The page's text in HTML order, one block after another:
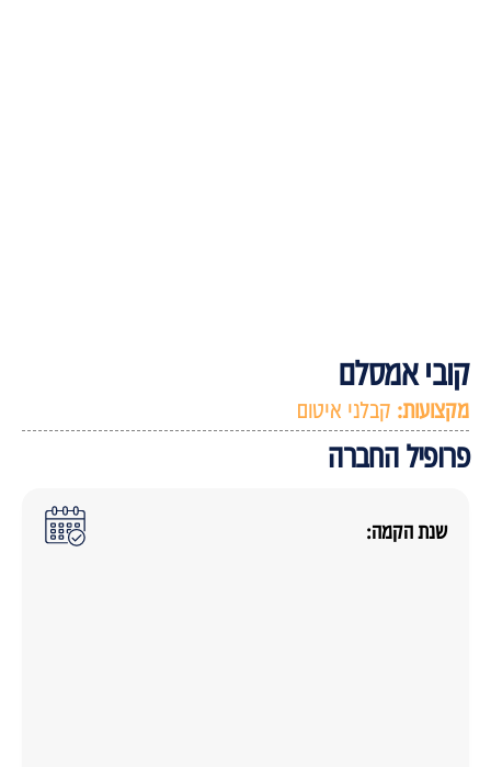
קובי אמסלם
מקצועות:קבלני איטום
פרופיל החברה
שנת הקמה: